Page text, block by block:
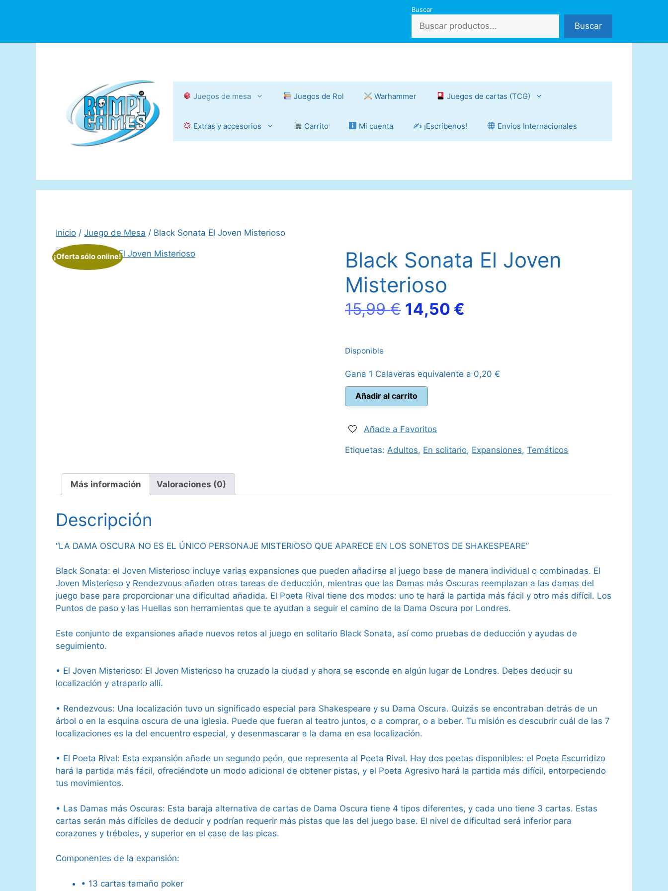
Buscar
Buscar
Juegos de mesa Juegos de Rol Warhammer Juegos de cartas (TCG)
Extras y accesorios Carrito Mi cuenta ✍️ ¡Escríbenos! Envíos Internacionales
Inicio / Juego de Mesa / Black Sonata El Joven Misterioso
¡Oferta sólo online!
Black Sonata El Joven
Misterioso
15,99€ El
era:
15,99 €.
14,50 €
es:
Disponible
Gana 1 Calaveras equivalente a 0,20€
Black
Sonata
Joven
cantidad
Añadir al carrito
Añade a Favoritos
Etiquetas:Adultos, En solitario, Expansiones,Temáticos
Más información Valoraciones (0)
Descripción
“LA DAMA OSCURA NO ES EL ÚNICO PERSONAJE MISTERIOSO QUE APARECE EN LOS SONETOS DE SHAKESPEARE”
Black Sonata: el Joven Misterioso incluye varias expansiones que pueden añadirse al juego base de manera individual o combinadas. El
Joven Misterioso y Rendezvous añaden otras tareas de deducción, mientras que las Damas más Oscuras reemplazan a las damas del
juego base para proporcionar una dificultad añadida. El Poeta Rival tiene dos modos: uno te hará la partida más fácil y otro más difícil. Los
Puntos de paso y las Huellas son herramientas que te ayudan a seguir el camino de la Dama Oscura por Londres.
Este conjunto de expansiones añade nuevos retos al juego en solitario Black Sonata, así como pruebas de deducción y ayudas de
seguimiento.
• El Joven Misterioso: El Joven Misterioso ha cruzado la ciudad y ahora se esconde en algún lugar de Londres. Debes deducir su
localización y atraparlo allí.
• Rendezvous: Una localización tuvo un significado especial para Shakespeare y su Dama Oscura. Quizás se encontraban detrás de un
árbol o en la esquina oscura de una iglesia. Puede que fueran al teatro juntos, o a comprar, o a beber. Tu misión es descubrir cuál de las 7
localizaciones es la del encuentro especial, y desenmascarar a la dama en esa localización.
• El Poeta Rival: Esta expansión añade un segundo peón, que representa al Poeta Rival. Hay dos poetas disponibles: el Poeta Escurridizo
hará la partida más fácil, ofreciéndote un modo adicional de obtener pistas, y el Poeta Agresivo hará la partida más difícil, entorpeciendo
tus movimientos.
• Las Damas más Oscuras: Esta baraja alternativa de cartas de Dama Oscura tiene 4 tipos diferentes, y cada uno tiene 3 cartas. Estas
cartas serán más difíciles de deducir y podrían requerir más pistas que las del juego base. El nivel de dificultad será inferior para
corazones y tréboles, y superior en el caso de las picas.
Componentes de la expansión:
• 13 cartas tamaño poker